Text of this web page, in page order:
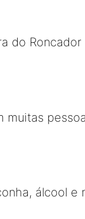
do
muitas
álcool